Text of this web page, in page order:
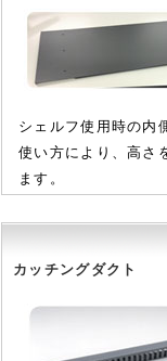
シェルフ使用時の内
使い方により、高さ
ます。
カッチングダクト